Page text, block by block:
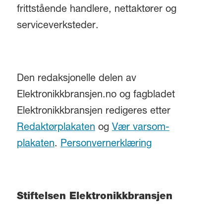
frittstående handlere, nettaktører og
serviceverksteder.
Den redaksjonelle delen av
Elektronikkbransjen.no og fagbladet
Elektronikkbransjen redigeres etter
Redaktørplakaten og Vær varsom-
plakaten. Personvernerklæring
Stiftelsen Elektronikkbransjen